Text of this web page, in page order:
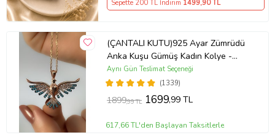
Sepette 200 TL İndirim 1499,90 TL
(ÇANTALI KUTU)925 Ayar Zümrüdü
Anka Kuşu Gümüş Kadın Kolye -
MAVİ
(1339)
Aynı Gün Teslimat Seçeneği
1899,99 TL 1699,99 TL
617,66 TL'den Başlayan Taksitlerle